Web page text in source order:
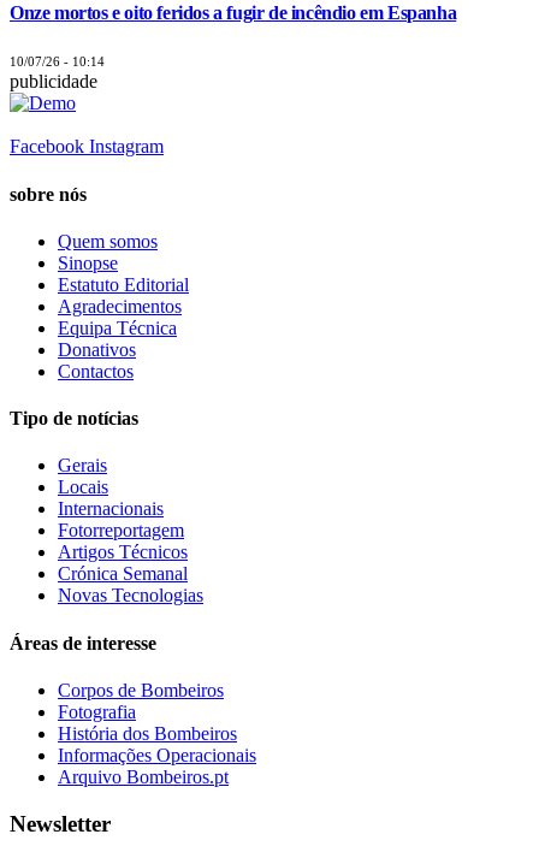
Onze mortos e oito feridos a fugir de incêndio em Espanha
10/07/26 - 10:14
publicidade
Facebook Instagram
sobre nós
Quem somos
Sinopse
Estatuto Editorial
Agradecimentos
Equipa Técnica
Donativos
Contactos
Tipo de notícias
Gerais
Locais
Internacionais
Fotorreportagem
Artigos Técnicos
Crónica Semanal
Novas Tecnologias
Áreas de interesse
Corpos de Bombeiros
Fotografia
História dos Bombeiros
Informações Operacionais
Arquivo Bombeiros.pt
Newsletter